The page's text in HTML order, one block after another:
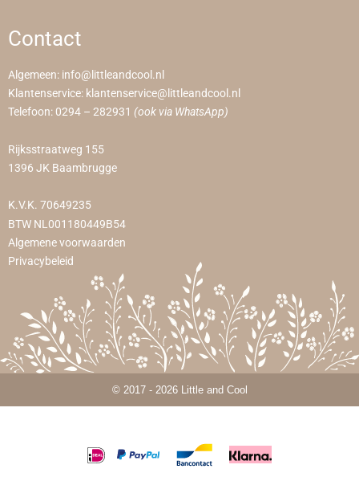
Contact
Algemeen: info@littleandcool.nl
Klantenservice: klantenservice@littleandcool.nl
Telefoon: 0294 – 282931 (ook via WhatsApp)
Rijksstraatweg 155
1396 JK Baambrugge
K.V.K. 70649235
BTW NL001180449B54
Algemene voorwaarden
Privacybeleid
© 2017 - 2026 Little and Cool